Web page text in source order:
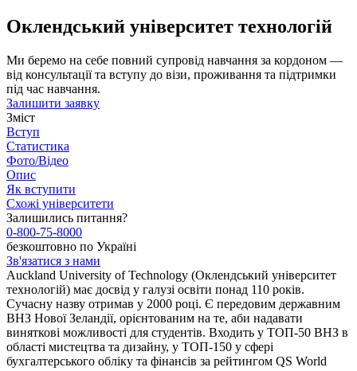
Оклендський університет технологій
Ми беремо на себе повний супровід навчання за кордоном —
від консультації та вступу до візи, проживання та підтримки
під час навчання.
Залишити заявку
Зміст
Вступ
Статистика
Фото/Відео
Опис
Як вступити
Схожі університети
Залишились питання?
0-800-75-8000
безкоштовно по Україні
Зв'язатися з нами
Auckland University of Technology (Оклендський університет
технологій) має досвід у галузі освіти понад 110 років.
Сучасну назву отримав у 2000 році. Є передовим державним
ВНЗ Нової Зеландії, орієнтованим на те, аби надавати
виняткові можливості для студентів. Входить у ТОП-50 ВНЗ в
області мистецтва та дизайну, у ТОП-150 у сфері
бухгалтерського обліку та фінансів за рейтингом QS World